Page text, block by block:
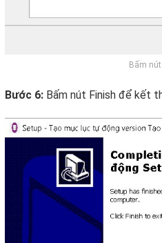
Bấm
Bước 6: Bấm nút Finish để kết